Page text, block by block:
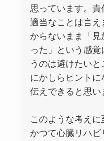
思っています。責
適当なことは言え
からないまま「見
った」という感覚
うのは避けたい
にかしらヒントに
伝えできると思い
このような考えに
かつて心臓リハビ